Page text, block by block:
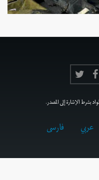
بشرط الإشارة إلى المصدر.
عربي فارسى